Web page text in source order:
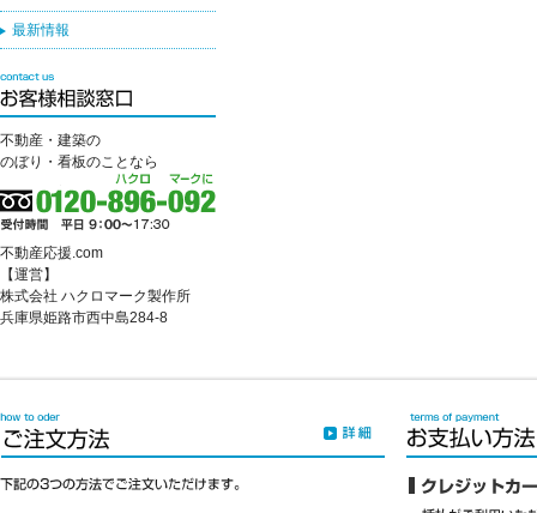
最新情報
不動産・建築の
のぼり・看板のことなら
不動産応援.com
【運営】
株式会社 ハクロマーク製作所
兵庫県姫路市西中島284-8